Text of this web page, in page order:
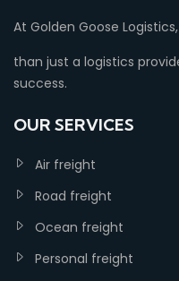
At Golden Goose
than just a logistics
success.
OUR SERVICES
Air freight
Road freight
Ocean freight
Personal freight